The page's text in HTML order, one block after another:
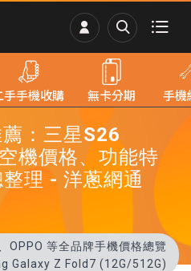
：三星S26
機價格、功能特
理 - 洋蔥網通
OPPO 等全品牌手機價格總覽
Galaxy Z Fold7 (12G/512G)
手手機收購 無卡分期 手機